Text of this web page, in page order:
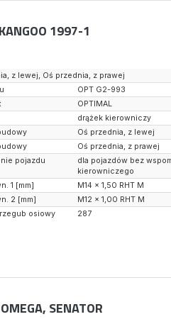
1997-1
z lewej, Oś przednia, z prawej
OPT G2-993
OPTIMAL
drążek kierowniczy
Oś przednia, z lewej
Oś przednia, z prawej
pojazdu
dla pojazdów bez
kierowniczego
1 [mm]
M14 x 1,50 RHT M
2 [mm]
M12 x 1,00 RHT M
osiowy
287
SENATOR